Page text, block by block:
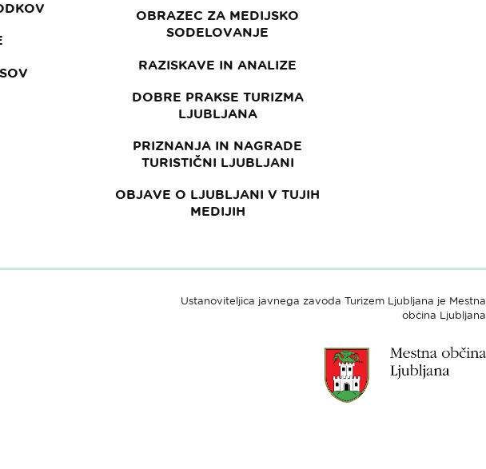
OBRAZEC ZA MEDIJSKO
SODELOVANJE
RAZISKAVE IN ANALIZE
DOBRE PRAKSE TURIZMA
LJUBLJANA
PRIZNANJA IN NAGRADE
TURISTIČNI LJUBLJANI
OBJAVE O LJUBLJANI V TUJIH
MEDIJIH
Ustanoviteljica javnega zavoda Turizem Ljubljana je Mestna
občina Ljubljana